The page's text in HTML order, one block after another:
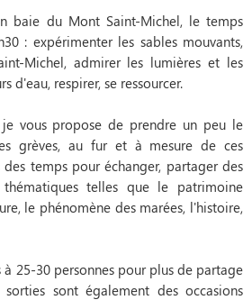
baie du Mont Saint-Michel, le temps
: expérimenter les sables mouvants,
Michel, admirer les lumières et les
d'eau, respirer, se ressourcer.
vous propose de prendre un peu le
grèves, au fur et à mesure de ces
des temps pour échanger, partager des
telles que le patrimoine
le phénomène des marées, l'histoire,
25-30 personnes pour plus de partage
sont également des occasions